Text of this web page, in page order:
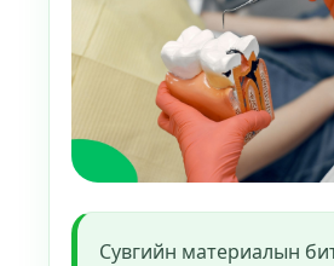
Сувгийн материалын